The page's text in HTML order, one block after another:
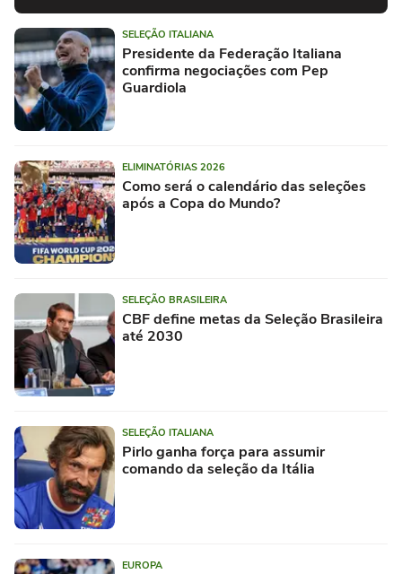
SELEÇÃO ITALIANA
Presidente da Federação Italiana
confirma negociações com Pep
Guardiola
ELIMINATÓRIAS 2026
Como será o calendário das seleções
após a Copa do Mundo?
SELEÇÃO BRASILEIRA
CBF define metas da Seleção Brasileira
até 2030
SELEÇÃO ITALIANA
Pirlo ganha força para assumir
comando da seleção da Itália
EUROPA